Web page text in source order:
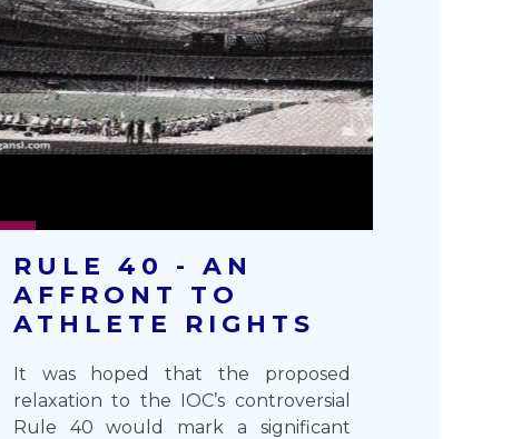
RULE 40 - AN
AFFRONT TO
ATHLETE RIGHTS
It was hoped that the proposed
relaxation to the IOC’s controversial
Rule 40 would mark a significant